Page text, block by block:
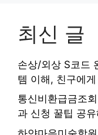
최신 글
손상/외상 S코드
템 이해, 친구에
통신비환급금조
과 신청 꿀팁 공